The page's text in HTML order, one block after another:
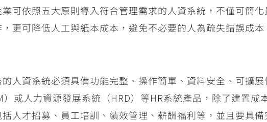
可依照五大原則導入符合管理需求的人資系統，不僅可簡
更可降低人工與紙本成本，避免不必要的人為疏失錯誤成本
人資系統必須具備功能完整、操作簡單、資料安全、可擴
）或人力資源發展系統（HRD）等HR系統產品，除了建置
人才招募、員工培訓、績效管理、薪酬福利等，並且要具